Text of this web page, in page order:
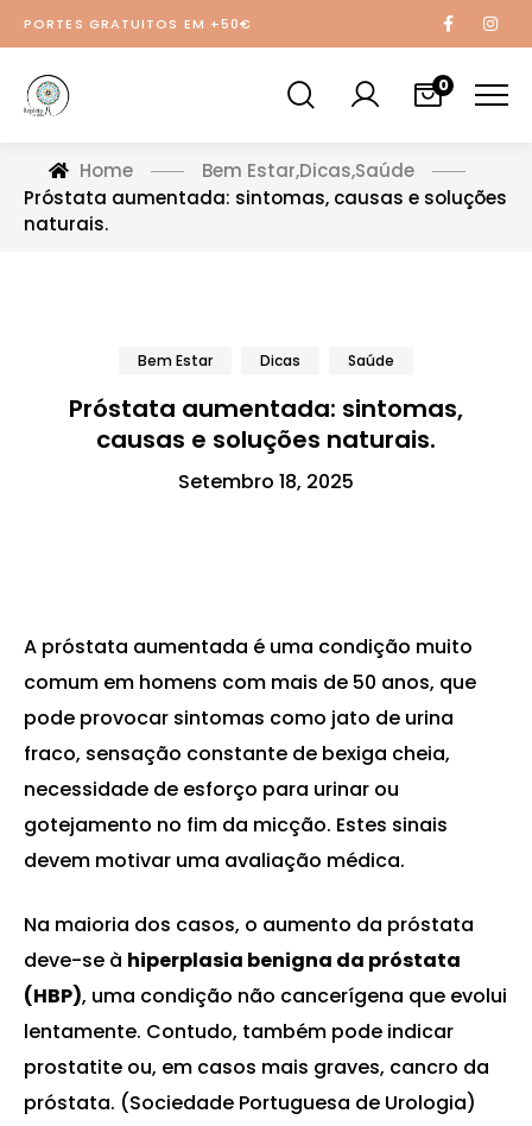
PORTES GRATUITOS EM +50€
0
Home Bem Estar,Dicas,Saúde
Próstata aumentada: sintomas, causas e soluções
naturais.
Bem Estar Dicas Saúde
Próstata aumentada: sintomas,
causas e soluções naturais.
Setembro 18, 2025
A próstata aumentada é uma condição muito
comum em homens com mais de 50 anos, que
pode provocar sintomas como jato de urina
fraco, sensação constante de bexiga cheia,
necessidade de esforço para urinar ou
gotejamento no fim da micção. Estes sinais
devem motivar uma avaliação médica.
Na maioria dos casos, o aumento da próstata
deve-se à hiperplasia benigna da próstata
(HBP), uma condição não cancerígena que evolui
lentamente. Contudo, também pode indicar
prostatite ou, em casos mais graves, cancro da
próstata. (Sociedade Portuguesa de Urologia)